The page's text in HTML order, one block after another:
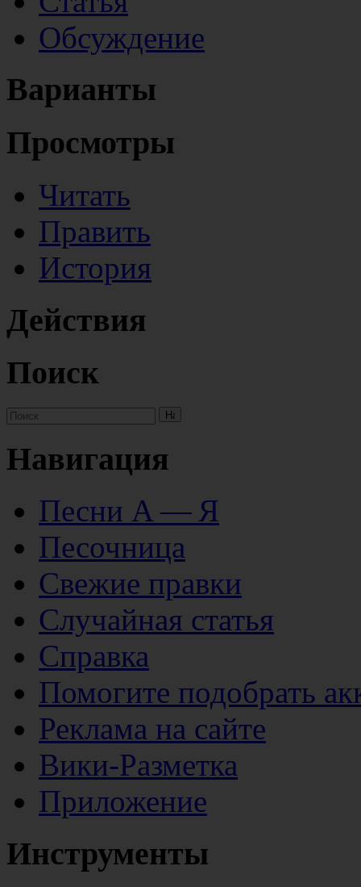
Обсуждение
Варианты
Просмотры
Читать
Править
История
Действия
Поиск
Навигация
Песни А — Я
Песочница
Свежие правки
Случайная статья
Справка
Помогите подобрать
Реклама на сайте
Вики-Разметка
Приложение
Инструменты